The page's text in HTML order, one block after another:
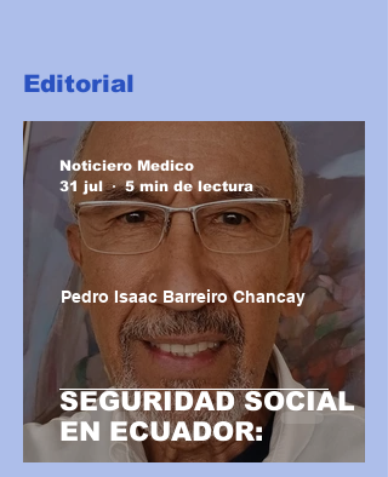
Editorial
SEGURIDAD SOCIAL
EN ECUADOR:
Noticiero Medico
31 jul
5 min de lectura
Pedro Isaac Barreiro Chancay